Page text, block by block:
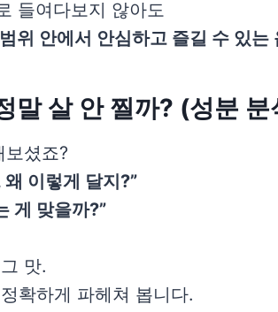
들여다보지 않아도
위 안에서 안심하고 즐길 수 있는
말 살 안 찔까? (성분 분
셨죠?
이렇게 달지?”
게 맞을까?”
맛.
확하게 파헤쳐 봅니다.